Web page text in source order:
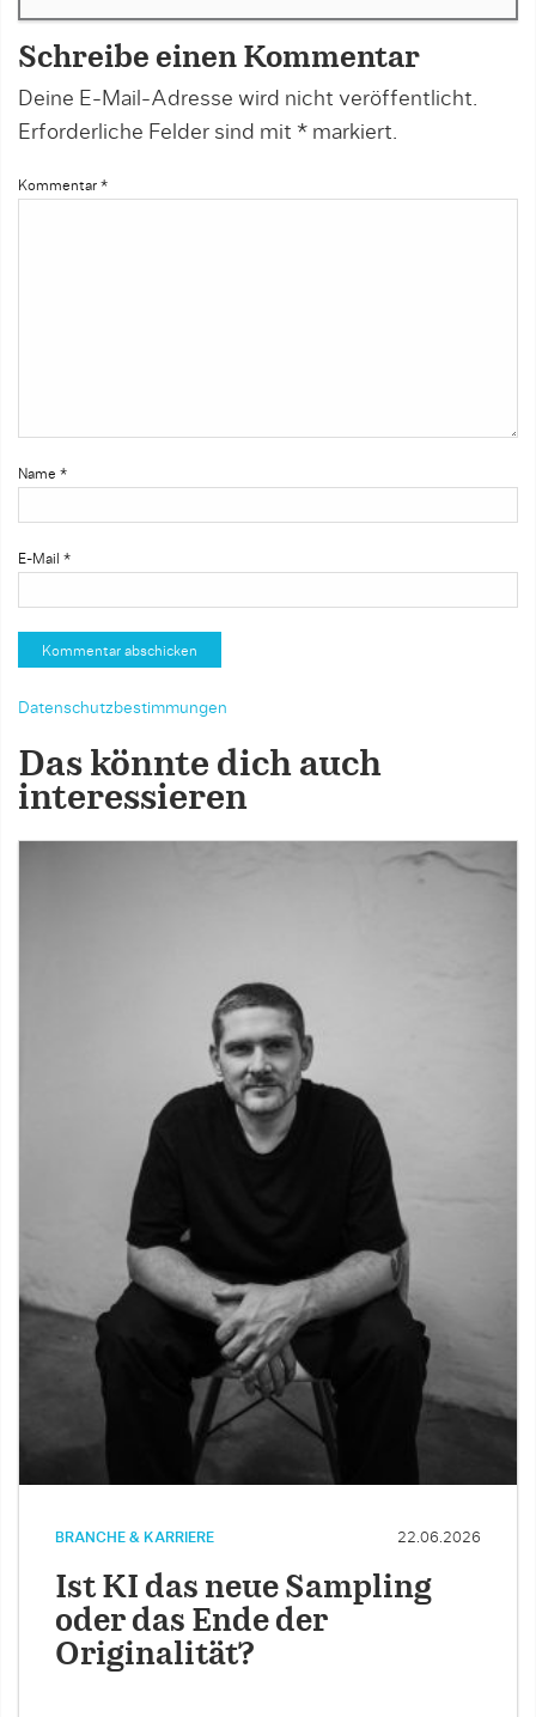
Schreibe einen Kommentar
Deine E-Mail-Adresse wird nicht veröffentlicht.
Erforderliche Felder sind mit * markiert.
Kommentar *
Name *
E-Mail *
Datenschutzbestimmungen
Das könnte dich auch
interessieren
BRANCHE & KARRIERE 22.06.2026
Ist KI das neue Sampling
oder das Ende der
Originalität?